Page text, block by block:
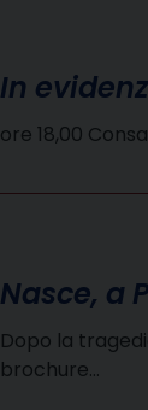
In
ore 18,00
Nasce, a
Dopo la
brochure…